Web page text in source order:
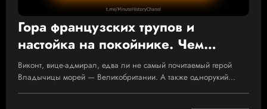
Гора французских трупов и
настойка на покойнике. Чем
отличился прославленный
адмирал Нельсон
Виконт, вице-адмирал, едва ли не самый почитаемый герой
Владычицы морей — Великобритании. А также однорукий…